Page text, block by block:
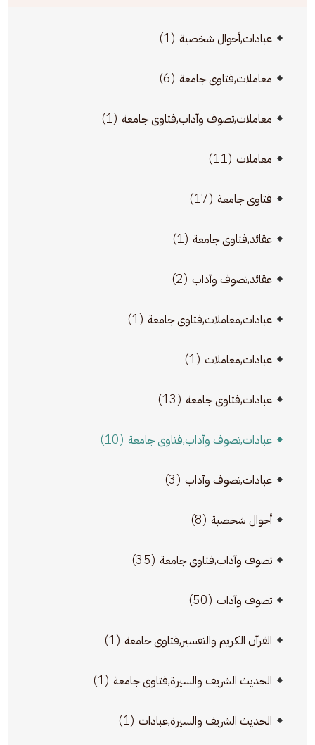
عبادات,أحوال شخصية (1)
معاملات,فتاوى جامعة (6)
معاملات,تصوف وآداب,فتاوى جامعة (1)
معاملات (11)
فتاوى جامعة (17)
عقائد,فتاوى جامعة (1)
عقائد,تصوف وآداب (2)
عبادات,معاملات,فتاوى جامعة (1)
عبادات,معاملات (1)
عبادات,فتاوى جامعة (13)
عبادات,تصوف وآداب,فتاوى جامعة (10)
عبادات,تصوف وآداب (3)
أحوال شخصية (8)
تصوف وآداب,فتاوى جامعة (35)
تصوف وآداب (50)
القرآن الكريم والتفسير,فتاوى جامعة (1)
الحديث الشريف والسيرة,فتاوى جامعة (1)
الحديث الشريف والسيرة,عبادات (1)